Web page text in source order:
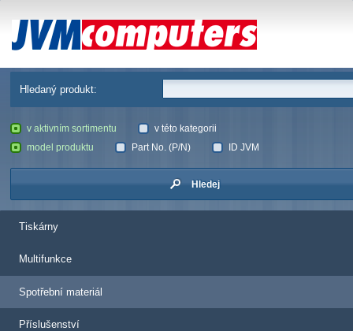
JVM Computers
Hledaný produkt:
v aktivním sortimentu
v této kategorii
model produktu
Part No. (P/N) ID JVM
Hledej
Tiskárny
Multifunkce
Spotřební materiál
Příslušenství